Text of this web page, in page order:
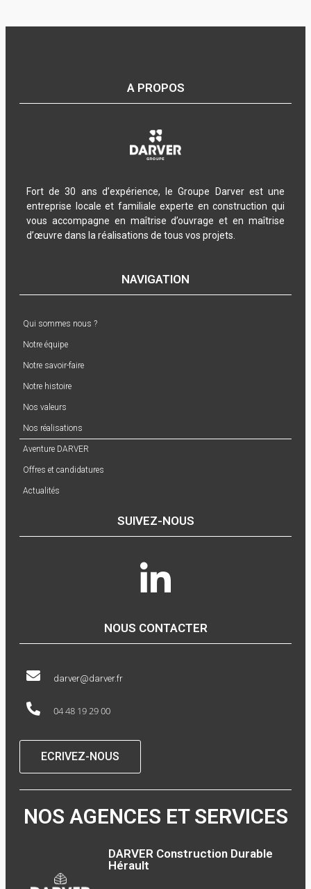
A PROPOS
Fort de 30 ans d’expérience, le Groupe Darver est une
entreprise locale et familiale experte en construction qui
vous accompagne en maîtrise d’ouvrage et en maîtrise
d’œuvre dans la réalisations de tous vos projets.
NAVIGATION
Qui sommes nous ?
Notre équipe
Notre savoir-faire
Notre histoire
Nos valeurs
Nos réalisations
Aventure DARVER
Offres et candidatures
Actualités
SUIVEZ-NOUS
NOUS CONTACTER
darver@darver.fr
04 48 19 29 00
ECRIVEZ-NOUS
NOS AGENCES ET SERVICES
DARVER Construction Durable
Hérault